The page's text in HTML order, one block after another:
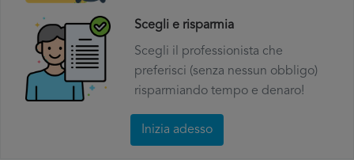
Scegli e risparmia
Scegli il professionista che
preferisci (senza nessun obbligo)
risparmiando tempo e denaro!
Inizia adesso